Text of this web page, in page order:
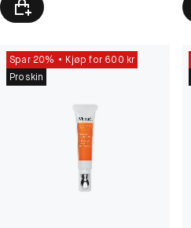
Spar 20%
Kjøp for 600 kr
Proskin